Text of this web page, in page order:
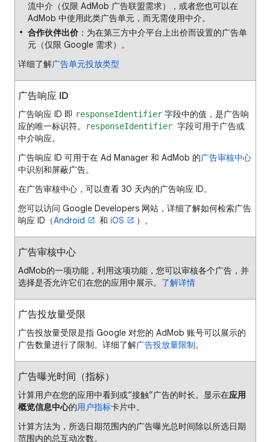
流中介（仅限 AdMob 广告联盟需求），或者您也可以在
AdMob 中使用此类广告单元，而无需使用中介。
合作伙伴出价 ：为在第三方中介平台上出价而设置的广告单
元（仅限 Google 需求）。
详细了解广告单元投放类型
广告响应 ID
广告响应 ID 即 responseIdentifier 字段中的值，是广告响
应的唯一标识符。
responseIdentifier 字段可用于广告或
中介响应。
广告响应 ID 可用于在 Ad Manager 和 AdMob 的广告审核中心
中识别和屏蔽广告。
在广告审核中心，可以查看 30 天内的广告响应 ID。
您可以访问 Google Developers 网站，详细了解如何检索广告
响应 ID（Android 和 iOS ）。
广告审核中心
AdMob的一项功能，利用这项功能，您可以审核各个广告，并
选择是否允许它们在您的应用中展示。 了解详情
广告投放量受限
广告投放量受限是指 Google 对您的 AdMob 账号可以展示的
广告数量进行了限制。详细了解广告投放量限制。
广告曝光时间（指标）
计算用户在您的应用中看到或“接触”广告的时长。显示在应用
概览信息中心的用户指标卡片中。
计算方法为，所选日期范围内的广告曝光总时间除以所选日期
范围内的总互动次数。